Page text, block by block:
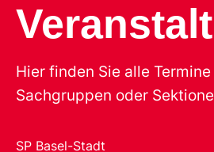
Hier finden Sie alle
Sachgruppen oder
SP Basel-Stadt